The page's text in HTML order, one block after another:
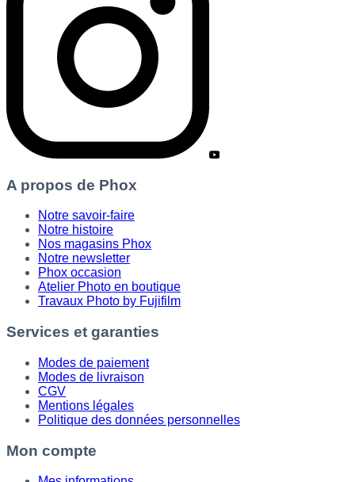
A propos de Phox
Notre savoir-faire
Notre histoire
Nos magasins Phox
Notre newsletter
Phox occasion
Atelier Photo en boutique
Travaux Photo by Fujifilm
Services et garanties
Modes de paiement
Modes de livraison
CGV
Mentions légales
Politique des données personnelles
Mon compte